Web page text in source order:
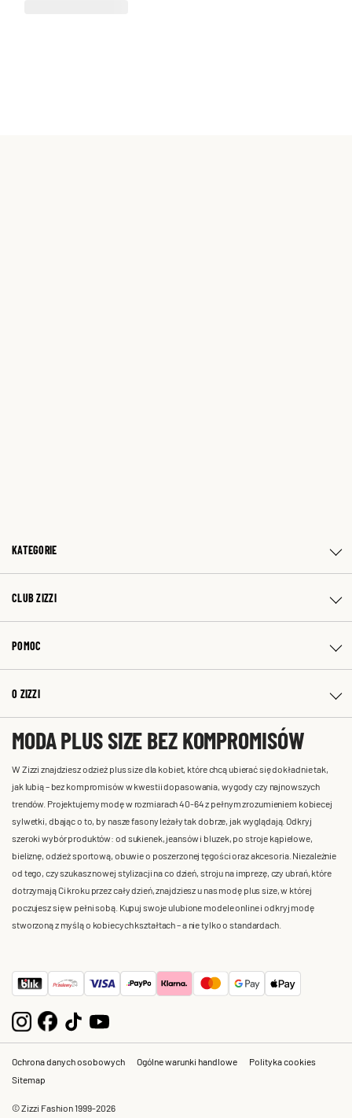
KATEGORIE
CLUB ZIZZI
POMOC
O ZIZZI
MODA PLUS SIZE BEZ KOMPROMISÓW
W Zizzi znajdziesz odzież plus size dla kobiet, które chcą ubierać się dokładnie tak,
jak lubią – bez kompromisów w kwestii dopasowania, wygody czy najnowszych
trendów. Projektujemy modę w rozmiarach 40-64 z pełnym zrozumieniem kobiecej
sylwetki, dbając o to, by nasze fasony leżały tak dobrze, jak wyglądają. Odkryj
szeroki wybór produktów: od sukienek, jeansów i bluzek, po stroje kąpielowe,
bieliznę, odzież sportową, obuwie o poszerzonej tęgości oraz akcesoria. Niezależnie
od tego, czy szukasz nowej stylizacji na co dzień, stroju na imprezę, czy ubrań, które
dotrzymają Ci kroku przez cały dzień, znajdziesz u nas modę plus size, w której
poczujesz się w pełni sobą. Kupuj swoje ulubione modele online i odkryj modę
stworzoną z myślą o kobiecych kształtach – a nie tylko o standardach.
Ochrona danych osobowych Ogólne warunki handlowe
Polityka cookies
Sitemap
© Zizzi Fashion 1999-2026